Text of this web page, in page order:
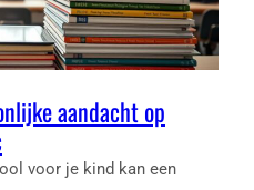
aandacht op
voor je kind kan een